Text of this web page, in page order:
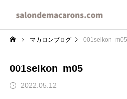
マカロンブログ 001seikon_m05
001seikon_m05
2022.05.12